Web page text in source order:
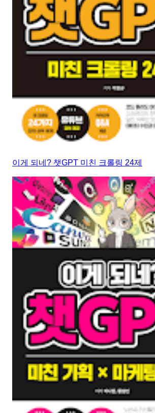
이게 되네? 챗GPT 미친 크롤링 24제